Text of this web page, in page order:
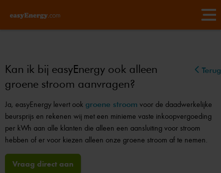
Terug
Kan ik bij easyEnergy ook alleen
groene stroom aanvragen?
Ja, easyEnergy levert ook groene stroom voor de daadwerkelijke
beursprijs en rekenen wij met een minieme vaste inkoopvergoeding
per kWh aan alle klanten die alleen een aansluiting voor stroom
hebben of er voor kiezen alleen onze groene stroom af te nemen.
Vraag direct aan